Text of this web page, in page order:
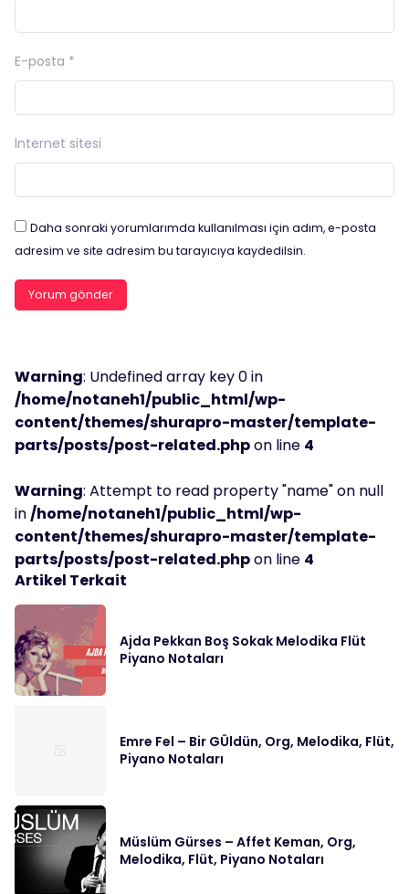
E-posta *
İnternet sitesi
Daha sonraki yorumlarımda kullanılması için adım, e-posta
adresim ve site adresim bu tarayıcıya kaydedilsin.
Warning: Undefined array key 0 in
/home/notaneh1/public_html/wp-
content/themes/shurapro-master/template-
parts/posts/post-related.phpon line 4
Warning: Attempt to read property "name" on null
in /home/notaneh1/public_html/wp-
content/themes/shurapro-master/template-
parts/posts/post-related.phpon line 4
Artikel Terkait
Ajda Pekkan Boş Sokak Melodika Flüt
Piyano Notaları
Emre Fel – Bir GÜldün, Org, Melodika, Flüt,
Piyano Notaları
Müslüm Gürses – Affet Keman, Org,
Melodika, Flüt, Piyano Notaları